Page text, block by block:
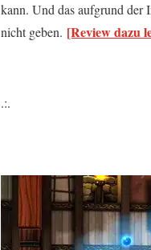
kann. Und das aufgrund der
nicht geben. [Review dazu
.:.